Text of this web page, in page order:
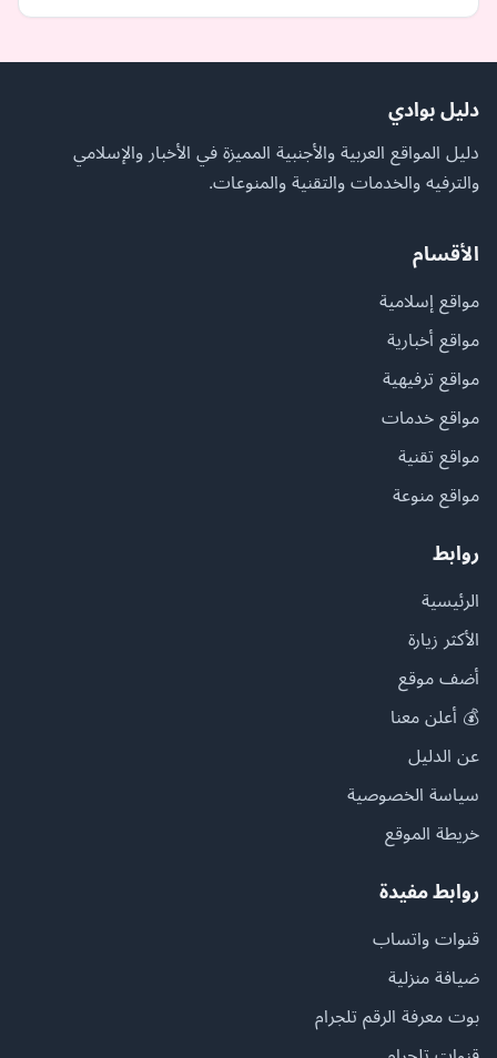
دليل بوادي
دليل المواقع العربية والأجنبية المميزة في الأخبار والإسلامي
والترفيه والخدمات والتقنية والمنوعات.
الأقسام
مواقع إسلامية
مواقع أخبارية
مواقع ترفيهية
مواقع خدمات
مواقع تقنية
مواقع منوعة
روابط
الرئيسية
الأكثر زيارة
أضف موقع
💰 أعلن معنا
عن الدليل
سياسة الخصوصية
خريطة الموقع
روابط مفيدة
قنوات واتساب
ضيافة منزلية
بوت معرفة الرقم تلجرام